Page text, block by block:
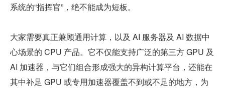
系统的“指挥官”，绝不能成为短板。
大家需要真正兼顾通用计算，以及 AI 服务器及 AI 数据中
心场景的 CPU 产品。它不仅能支持广泛的第三方 GPU 及
AI 加速器，与它们组合形成强大的异构计算平台，还能在
其中补足 GPU 或专用加速器覆盖不到或不足的地方，为